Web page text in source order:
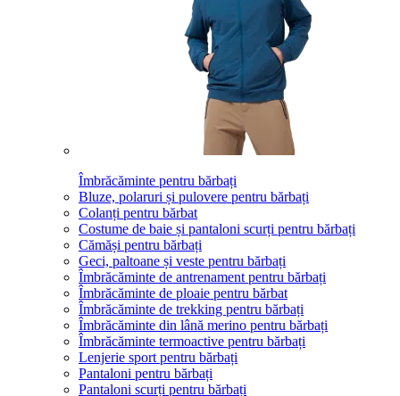
Îmbrăcăminte pentru bărbați
Bluze, polaruri și pulovere pentru bărbați
Colanți pentru bărbat
Costume de baie și pantaloni scurți pentru bărbați
Cămăși pentru bărbați
Geci, paltoane și veste pentru bărbați
Îmbrăcăminte de antrenament pentru bărbați
Îmbrăcăminte de ploaie pentru bărbat
Îmbrăcăminte de trekking pentru bărbați
Îmbrăcăminte din lână merino pentru bărbați
Îmbrăcăminte termoactive pentru bărbați
Lenjerie sport pentru bărbați
Pantaloni pentru bărbați
Pantaloni scurți pentru bărbați